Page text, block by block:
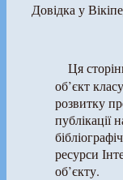
Довідка у
Ця
об’єкт
розвитку
публікації
ресурси
об’єкту.